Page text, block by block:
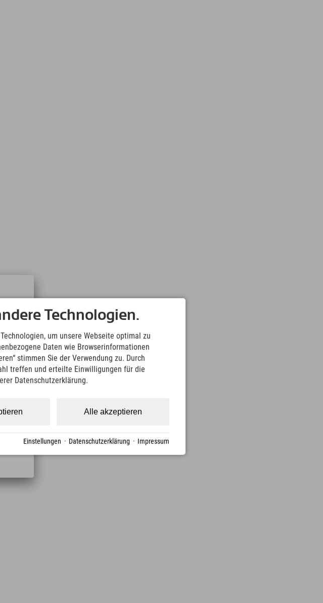
Technologien.
um unsere Webseite optimal zu
Daten wie Browserinformationen
stimmen Sie der Verwendung zu. Durch
treffen und erteilte Einwilligungen für die
Datenschutzerklärung.
Alle akzeptieren
Einstellungen · Datenschutzerklärung · Impressum